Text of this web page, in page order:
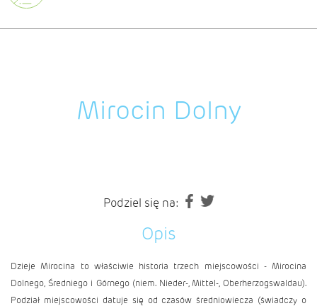
Mirocin Dolny
Podziel się na:
Opis
Dzieje Mirocina to właściwie historia trzech miejscowości - Mirocina
Dolnego, Średniego i Górnego (niem. Nieder-, Mittel-, Oberherzogswaldau).
Podział miejscowości datuje się od czasów średniowiecza (świadczy o